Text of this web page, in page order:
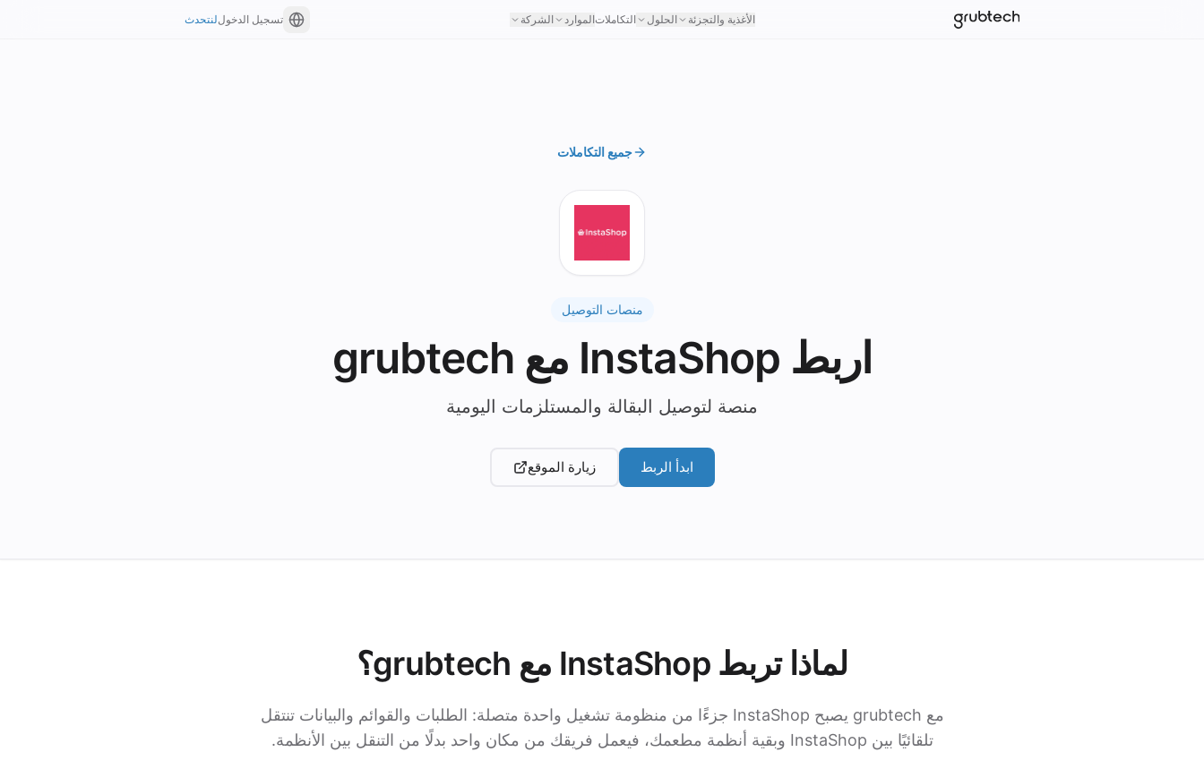
الأغذية والتجزئة الحلول التكاملاتالموارد الشركة تسجيل الدخوللنتحدث
جميع التكاملات
منصات التوصيل
اربط InstaShop مع grubtech
منصة لتوصيل البقالة والمستلزمات اليومية
ابدأ الربط زيارة الموقع
لماذا تربط InstaShop مع grubtech؟
مع grubtech يصبح InstaShop جزءًا من منظومة تشغيل واحدة متصلة: الطلبات والقوائم والبيانات تنتقل
تلقائيًا بين InstaShop وبقية أنظمة مطعمك، فيعمل فريقك من مكان واحد بدلًا من التنقل بين الأنظمة.